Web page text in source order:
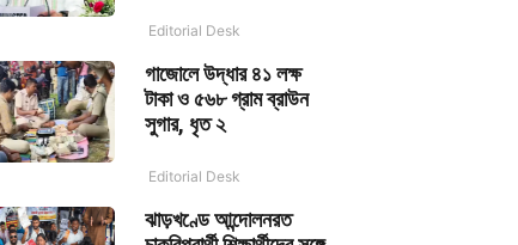
Editorial Desk
গাজোলে উদ্ধার ৪১ লক্ষ
টাকা ও ৫৬৮ গ্রাম ব্রাউন
সুগার, ধৃত ২
Editorial Desk
ঝাড়খণ্ডে আন্দোলনরত